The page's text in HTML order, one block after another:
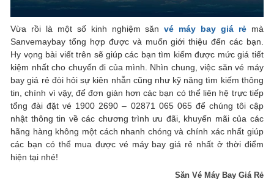
Vừa rồi là một số kinh nghiệm săn vé máy bay giá rẻmà
Sanvemaybay tổng hợp được và muốn giới thiệu đến các bạn.
Hy vọng bài viết trên sẽ giúp các bạn tìm kiếm được mức giá tiết
kiệm nhất cho chuyến đi của mình. Nhìn chung, việc săn vé máy
bay giá rẻ đòi hỏi sự kiên nhẫn cũng như kỹ năng tìm kiếm thông
tin, chính vì vậy, để đơn giản hơn các bạn có thể liên hệ trực tiếp
tổng đài đặt vé 1900 2690 – 02871 065 065 để chúng tôi cập
nhật thông tin về các chương trình ưu đãi, khuyến mãi của các
hãng hàng không một cách nhanh chóng và chính xác nhất giúp
các bạn có thể mua được vé máy bay giá rẻ nhất ở thời điểm
hiện tại nhé!
Săn Vé Máy Bay Giá Rẻ